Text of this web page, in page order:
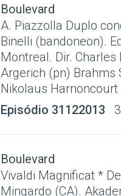
Boulevard
A. Piazzolla Duplo
Binelli (bandoneon).
Montreal. Dir.
Argerich (pn) Brahms
Nikolaus Harnoncourt
Episódio 31122013
Boulevard
Vivaldi Magnificat *
Mingardo (CA).